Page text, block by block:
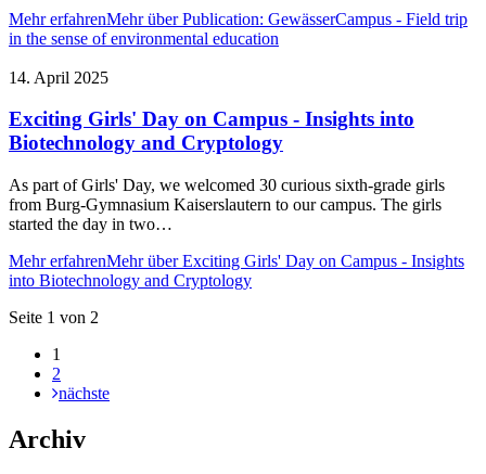
Mehr erfahrenMehr über Publication: GewässerCampus - Field trip
in the sense of environmental education
14. April 2025
Exciting Girls' Day on Campus - Insights into
Biotechnology and Cryptology
As part of Girls' Day, we welcomed 30 curious sixth-grade girls
from Burg-Gymnasium Kaiserslautern to our campus. The girls
started the day in two…
Mehr erfahrenMehr über Exciting Girls' Day on Campus - Insights
into Biotechnology and Cryptology
Seite 1 von 2
1
2
nächste
Archiv